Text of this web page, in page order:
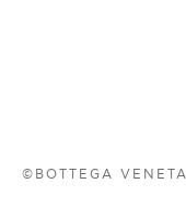
©BOTTEGA VENETA